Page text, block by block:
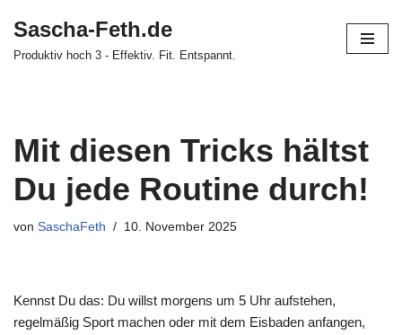
Zum
Sascha-Feth.de
Produktiv hoch 3 - Effektiv. Fit. Entspannt.
Mit diesen Tricks hältst
Du jede Routine durch!
von SaschaFeth 10. November 2025
Kennst Du das: Du willst morgens um 5 Uhr aufstehen,
regelmäßig Sport machen oder mit dem Eisbaden anfangen,